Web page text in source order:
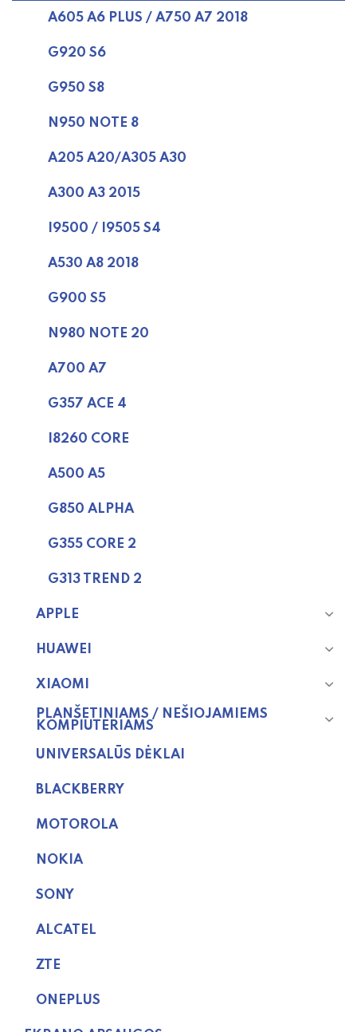
A605 A6 PLUS / A750 A7 2018
G920 S6
G950 S8
N950 NOTE 8
A205 A20/A305 A30
A300 A3 2015
I9500 / I9505 S4
A530 A8 2018
G900 S5
N980 NOTE 20
A700 A7
G357 ACE 4
I8260 CORE
A500 A5
G850 ALPHA
G355 CORE 2
G313 TREND 2
APPLE
HUAWEI
XIAOMI
PLANŠETINIAMS / NEŠIOJAMIEMS
KOMPIUTERIAMS
UNIVERSALŪS DĖKLAI
BLACKBERRY
MOTOROLA
NOKIA
SONY
ALCATEL
ZTE
ONEPLUS